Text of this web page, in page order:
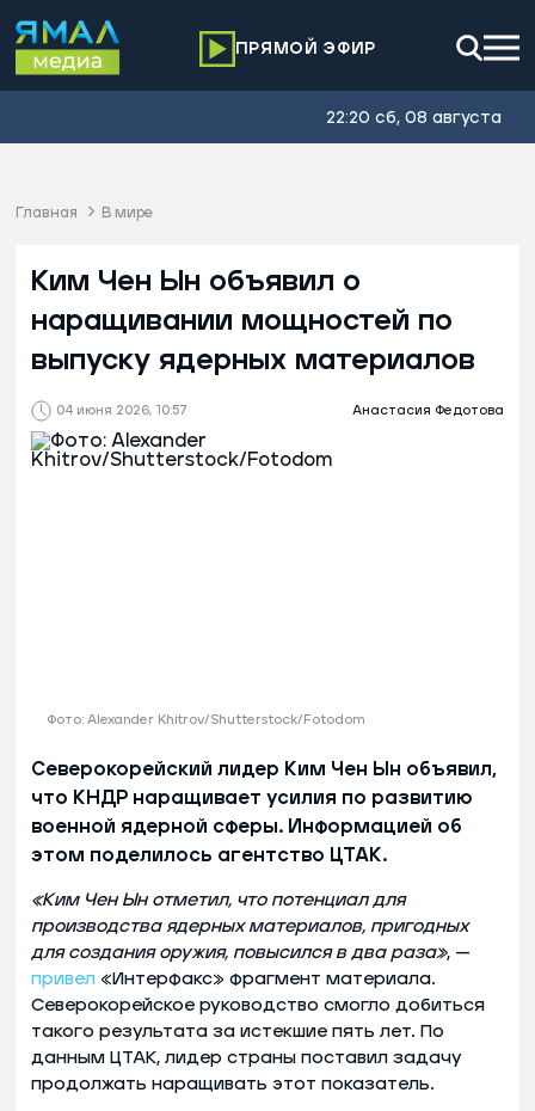
ПРЯМОЙ ЭФИР
22:20 сб, 08 августа
Главная В мире
04 июня 2026, 10:57 Анастасия Федотова
Ким Чен Ын объявил о
наращивании мощностей по
выпуску ядерных материалов
Фото: Alexander Khitrov/Shutterstock/Fotodom
Северокорейский лидер Ким Чен Ын объявил,
что КНДР наращивает усилия по развитию
военной ядерной сферы. Информацией об
этом поделилось агентство ЦТАК.
«Ким Чен Ын отметил, что потенциал для
производства ядерных материалов, пригодных
для создания оружия, повысился в два раза», —
привел «Интерфакс» фрагмент материала.
Северокорейское руководство смогло добиться
такого результата за истекшие пять лет. По
данным ЦТАК, лидер страны поставил задачу
продолжать наращивать этот показатель.